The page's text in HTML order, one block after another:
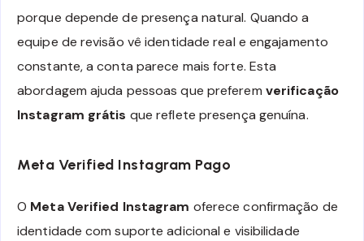
porque depende de presença natural. Quando a
equipe de revisão vê identidade real e engajamento
constante, a conta parece mais forte. Esta
abordagem ajuda pessoas que preferem verificação
Instagram grátis que reflete presença genuína.
Meta Verified Instagram Pago
O Meta Verified Instagram oferece confirmação de
identidade com suporte adicional e visibilidade